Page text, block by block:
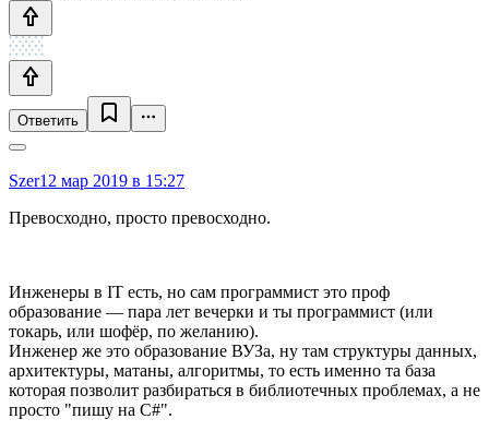
Ответить
Szer12 мар 2019 в 15:27
Превосходно, просто превосходно.
Инженеры в IT есть, но сам программист это проф
образование — пара лет вечерки и ты программист (или
токарь, или шофёр, по желанию).
Инженер же это образование ВУЗа, ну там структуры данных,
архитектуры, матаны, алгоритмы, то есть именно та база
которая позволит разбираться в библиотечных проблемах, а не
просто "пишу на C#".